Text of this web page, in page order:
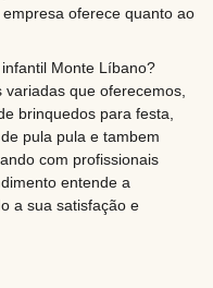
oferece quanto ao
Monte Líbano?
que oferecemos,
brinquedos para festa,
pula pula e tambem
com profissionais
entende a
a sua satisfação e